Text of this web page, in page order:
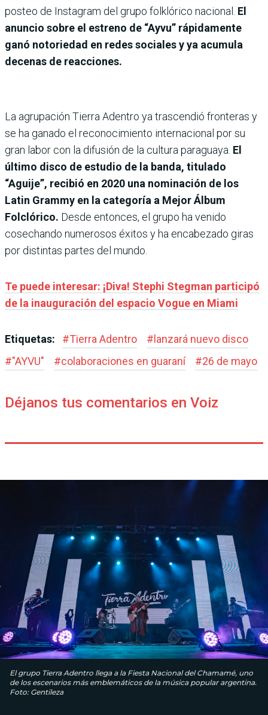
posteo de Instagram del grupo folklórico nacional. El
anuncio sobre el estreno de “Ayvu” rápidamente
ganó notoriedad en redes sociales y ya acumula
decenas de reacciones.
La agrupación Tierra Adentro ya trascendió fronteras y
se ha ganado el reconocimiento internacional por su
gran labor con la difusión de la cultura paraguaya. El
último disco de estudio de la banda, titulado
“Aguije”, recibió en 2020 una nominación de los
Latin Grammy en la categoría a Mejor Álbum
Folclórico. Desde entonces, el grupo ha venido
cosechando numerosos éxitos y ha encabezado giras
por distintas partes del mundo.
Te puede interesar: ¡Diva! Stephi Stegman participó
de la inauguración del espacio Vogue en Miami
Etiquetas: #Tierra Adentro # lanzará nuevo disco
#"AYVU" #colaboraciones en guaraní #26 de mayo
Déjanos tus comentarios en Voiz
El grupo Tierra Adentro llega a la Fiesta Nacional del Chamamé, uno
de los escenarios más emblemáticos de la música popular argentina.
Foto: Gentileza